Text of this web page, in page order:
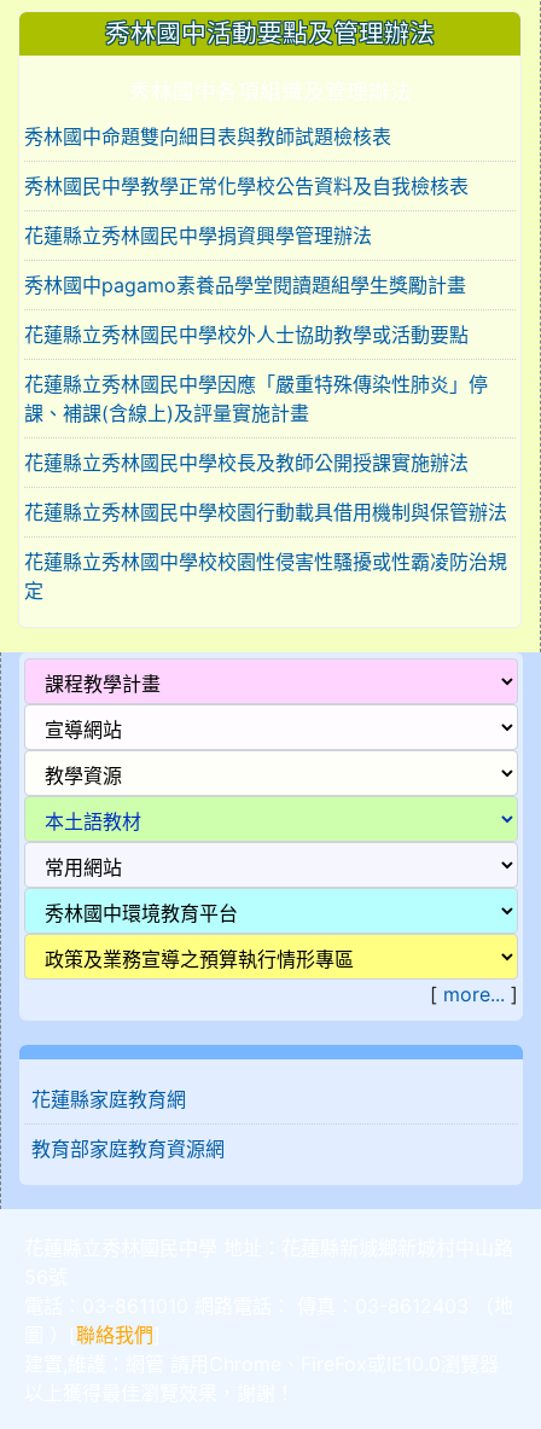
秀林國中活動要點及管理辦法
秀林國中各項組織及管理辦法
秀林國中命題雙向細目表與教師試題檢核表
秀林國民中學教學正常化學校公告資料及自我檢核表
花蓮縣立秀林國民中學捐資興學管理辦法
秀林國中pagamo素養品學堂閱讀題組學生獎勵計畫
花蓮縣立秀林國民中學校外人士協助教學或活動要點
花蓮縣立秀林國民中學因應「嚴重特殊傳染性肺炎」停
課、補課(含線上)及評量實施計畫
花蓮縣立秀林國民中學校長及教師公開授課實施辦法
花蓮縣立秀林國民中學校園行動載具借用機制與保管辦法
花蓮縣立秀林國中學校校園性侵害性騷擾或性霸凌防治規
定
[ more... ]
花蓮縣家庭教育網
教育部家庭教育資源網
聯絡我們